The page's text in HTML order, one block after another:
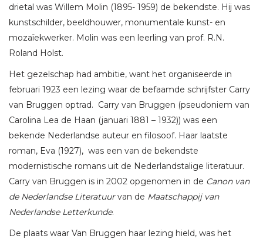
drietal was Willem Molin (1895- 1959) de bekendste. Hij was
kunstschilder, beeldhouwer, monumentale kunst- en
mozaïekwerker. Molin was een leerling van prof. R.N.
Roland Holst.
Het gezelschap had ambitie, want het organiseerde in
februari 1923 een lezing waar de befaamde schrijfster Carry
van Bruggen optrad. Carry van Bruggen (pseudoniem van
Carolina Lea de Haan (januari 1881 – 1932)) was een
bekende Nederlandse auteur en filosoof. Haar laatste
roman, Eva (1927), was een van de bekendste
modernistische romans uit de Nederlandstalige literatuur.
Carry van Bruggen is in 2002 opgenomen in de Canon van
de Nederlandse Literatuurvan de Maatschappij van
Nederlandse Letterkunde.
De plaats waar Van Bruggen haar lezing hield, was het